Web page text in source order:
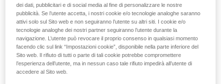
Quali sono le missioni del CNEAS delle
CRS?
Le sue missioni sono molteplici e ruotano attorno a quattro
assi principali:
La formazione: ci occupiamo del reclutamento dei tecnici
per la specialità alpina delle CRS. I candidati provengono
dei dati, pubblicitari e di social media al fine di personalizzare le nostre
pubblicità. Se l’utente accetta, i nostri cookie e/o tecnologie analoghe saranno
attivi solo sul Sito web e non seguiranno l’utente su altri siti. I cookie e/o
tecnologie analoghe dei nostri partner seguiranno l’utente durante la
navigazione. L’utente può revocare il proprio consenso in qualsiasi momento
facendo clic sul link “Impostazioni cookie”, disponibile nella parte inferiore del
Sito web. Il rifiuto di tutti o parte di tali cookie potrebbe compromettere
l’esperienza dell’utente, ma in nessun caso tale rifiuto impedirà all’utente di
accedere al Sito web.